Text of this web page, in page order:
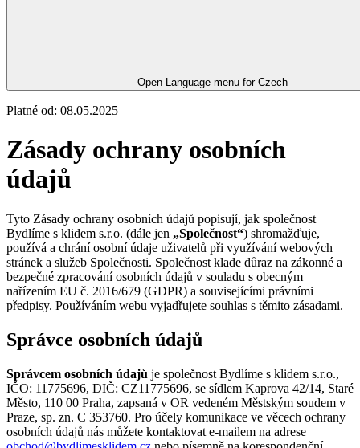
Open Language menu for Czech
Platné od: 08.05.2025
Zásady ochrany osobních
údajů
Tyto Zásady ochrany osobních údajů popisují, jak společnost
Bydlíme s klidem s.r.o. (dále jen „Společnost“) shromažďuje,
používá a chrání osobní údaje uživatelů při využívání webových
stránek a služeb Společnosti. Společnost klade důraz na zákonné a
bezpečné zpracování osobních údajů v souladu s obecným
nařízením EU č. 2016/679 (GDPR) a souvisejícími právními
předpisy. Používáním webu vyjadřujete souhlas s těmito zásadami.
Správce osobních údajů
Správcem osobních údajů je společnost Bydlíme s klidem s.r.o.,
IČO: 11775696, DIČ: CZ11775696, se sídlem Kaprova 42/14, Staré
Město, 110 00 Praha, zapsaná v OR vedeném Městským soudem v
Praze, sp. zn. C 353760. Pro účely komunikace ve věcech ochrany
osobních údajů nás můžete kontaktovat e-mailem na adrese